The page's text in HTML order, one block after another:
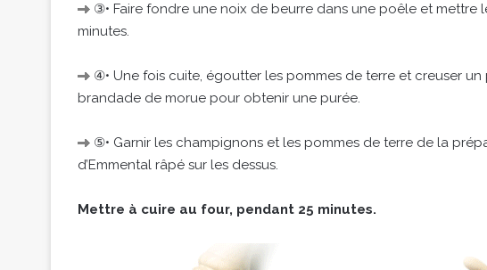
③• Faire fondre une noix de beurre dans une poêle et
minutes.
④• Une fois cuite, égoutter les pommes de terre et creuser
brandade de morue pour obtenir une purée.
⑤• Garnir les champignons et les pommes de terre de la
d’Emmental râpé sur les dessus.
Mettre à cuire au four, pendant 25 minutes.